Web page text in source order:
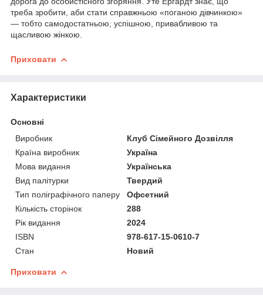
треба зробити, аби стати справжньою «поганою дівчинкою»
— тобто самодостатньою, успішною, привабливою та
щасливою жінкою.
Приховати
Характеристики
Основні
Виробник
Клуб Сімейного Дозвілля
Країна виробник
Україна
Мова видання
Українська
Вид палітурки
Твердий
Тип поліграфічного паперу
Офсетний
Кількість сторінок
288
Рік видання
2024
ISBN
978-617-15-0610-7
Стан
Новий
Приховати